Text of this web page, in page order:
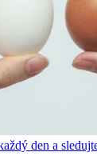
den a